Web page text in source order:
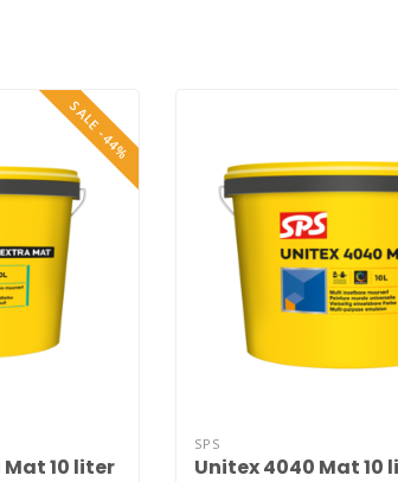
SALE -44%
Mat 10 liter
SPS
Unitex 4040 Mat 10